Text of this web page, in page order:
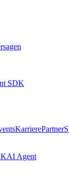
SDK
KarrierePartnerS
AI Agent